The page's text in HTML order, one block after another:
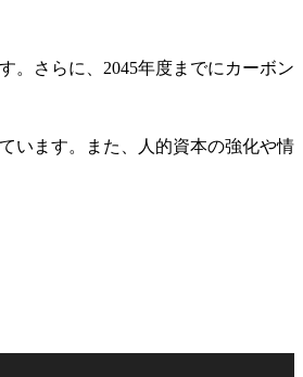
。さらに、2045年度までにカーボン
います。また、人的資本の強化や情